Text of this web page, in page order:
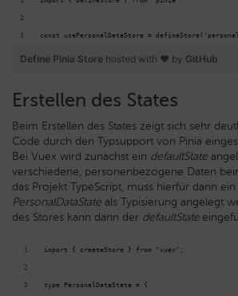
const usePersonalDataStore =
Define Pinia Store hosted with ❤ by GitHub
Erstellen des States
Beim Erstellen des States zeigt sich sehr
Code durch den Typsupport von Pinia
Bei Vuex wird zunächst ein defaultState
verschiedene, personenbezogene Daten
das Projekt TypeScript, muss hierfür dann
PersonalDataState als Typisierung angelegt
des Stores kann dann der defaultState
import { createStore } from "vuex";
type PersonalDataState = {